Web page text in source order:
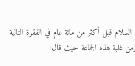
قبل أكثر من مائة عام في الفقرة التالية
غلبة هذه الجماعة حيث قال: